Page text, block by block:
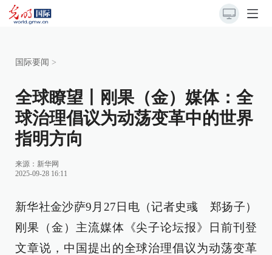
国际要闻 >
全球瞭望丨刚果（金）媒体：全
球治理倡议为动荡变革中的世界
指明方向
来源： 新华网
2025-09-28 16:11
新华社金沙萨9月27日电（记者史彧 郑扬子）
刚果（金）主流媒体《尖子论坛报》日前刊登
文章说，中国提出的全球治理倡议为动荡变革